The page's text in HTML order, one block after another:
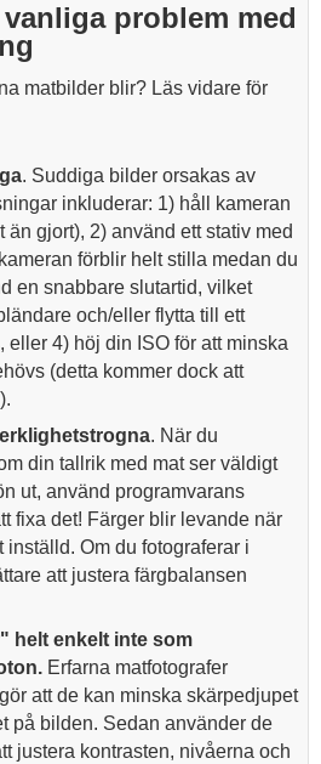
problem med
matbilder blir? Läs vidare för
. Suddiga bilder orsakas av
inkluderar: 1) håll kameran
än gjort), 2) använd ett stativ med
förblir helt stilla medan du
en snabbare slutartid, vilket
och/eller flytta till ett
eller 4) höj din ISO för att minska
(detta kommer dock att
. När du
din tallrik med mat ser väldigt
ut, använd programvarans
fixa det! Färger blir levande när
Om du fotograferar i
att justera färgbalansen
helt enkelt inte som
Erfarna matfotografer
att de kan minska skärpedjupet
på bilden. Sedan använder de
justera kontrasten, nivåerna och